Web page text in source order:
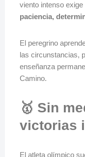
viento intenso
paciencia,
El peregrino
las circunstancias,
enseñanza
Camino.
🥇 Sin
victorias
El atleta olímpico